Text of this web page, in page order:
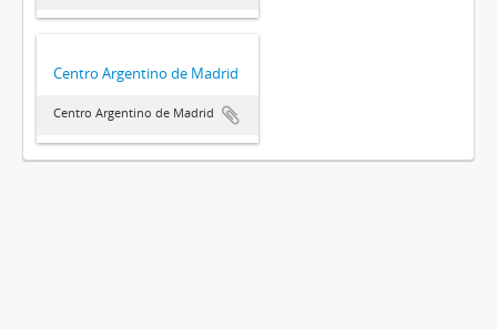
Centro Argentino de Madrid
Centro Argentino de Madrid